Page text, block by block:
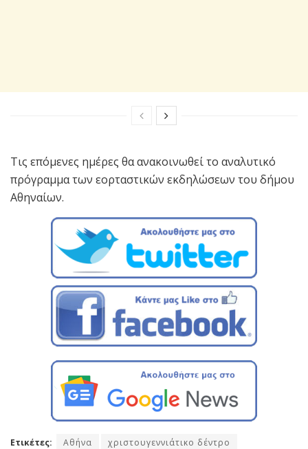
Τις επόμενες ημέρες θα ανακοινωθεί το αναλυτικό
πρόγραμμα των εορταστικών εκδηλώσεων του δήμου
Αθηναίων.
Ετικέτες: Αθήνα χριστουγεννιάτικο δέντρο